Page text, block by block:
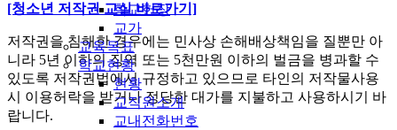
학교헌장
교가
교육목표
학교현황
현황
교직원소개
교내전화번호
[청소년 저작권 교실 바로가기]
저작권을 침해한 경우에는 민사상 손해배상책임을 질뿐만 아
니라 5년 이하의 징역 또는 5천만원 이하의 벌금을 병과할 수
있도록 저작권법에서 규정하고 있으므로 타인의 저작물사용
시 이용허락을 받거나 정당한 대가를 지불하고 사용하시기 바
랍니다.